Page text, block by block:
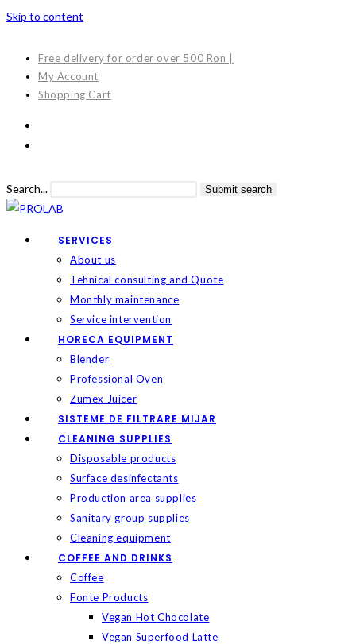
Skip to content
Free delivery for order over 500 Ron |
My Account
Shopping Cart
Search... Submit search
SERVICES
About us
Tehnical consulting and Quote
Monthly maintenance
Service intervention
HORECA EQUIPMENT
Blender
Professional Oven
Zumex Juicer
SISTEME DE FILTRARE MIJAR
CLEANING SUPPLIES
Disposable products
Surface desinfectants
Production area supplies
Sanitary group supplies
Cleaning equipment
COFFEE AND DRINKS
Coffee
Fonte Products
Vegan Hot Chocolate
Vegan Superfood Latte